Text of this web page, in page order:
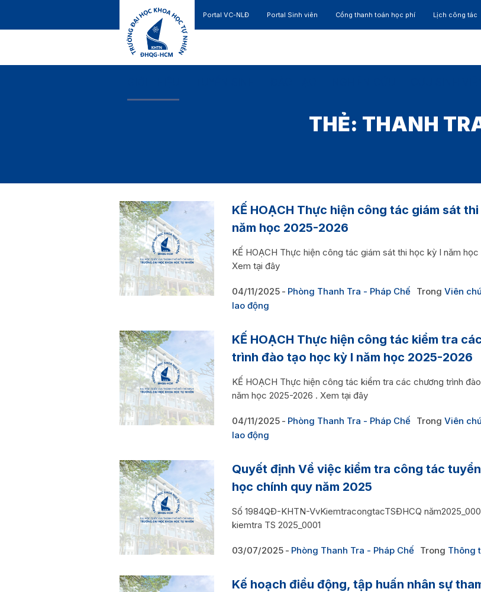
Portal VC-NLĐ Portal Sinh viên Cổng thanh toán học phí Lịch công tác
THẺ: THANH
KẾ HOẠCH Thực hiện công tác giám sát
năm học 2025-2026
KẾ HOẠCH Thực hiện công tác giám sát thi học kỳ I năm học
Xem tại đây
04/11/2025 Phòng Thanh Tra - Pháp Chế Trong Viên
lao động
KẾ HOẠCH Thực hiện công tác kiểm tra
trình đào tạo học kỳ I năm học 2025-2026
KẾ HOẠCH Thực hiện công tác kiểm tra các chương trình
năm học 2025-2026 . Xem tại đây
04/11/2025 Phòng Thanh Tra - Pháp Chế Trong Viên
lao động
Quyết định Về việc kiểm tra công tác
học chính quy năm 2025
Số 1984QĐ-KHTN-VvKiemtracongtacTSĐHCQ
kiemtra TS 2025_0001
03/07/2025 Phòng Thanh Tra - Pháp Chế Trong Thông
Kế hoạch điều động, tập huấn nhân sự